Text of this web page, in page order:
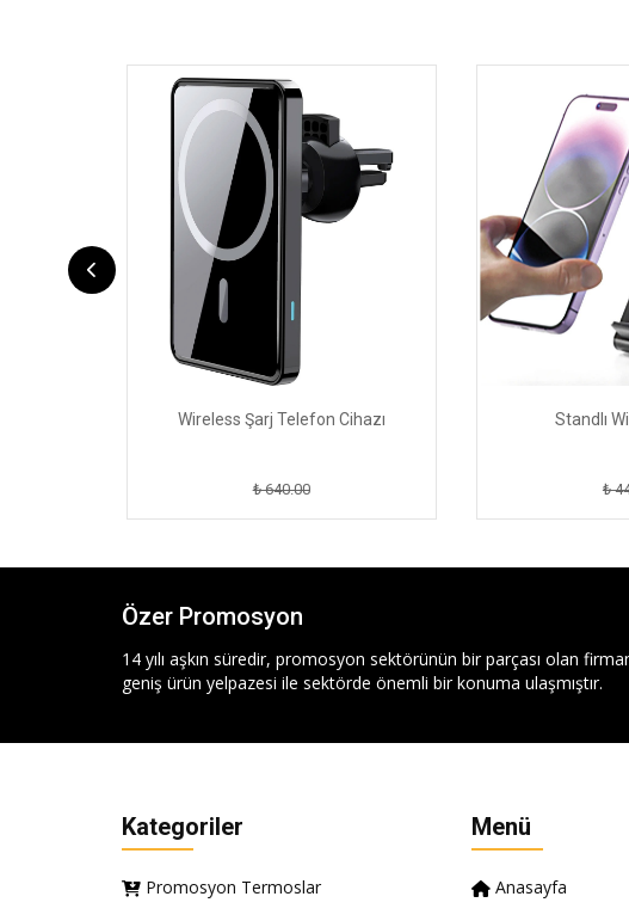
Wireless Şarj Telefon Cihazı
₺ 640.00
Standlı
₺
Özer Promosyon
14 yılı aşkın süredir, promosyon sektörünün bir parçası olan
geniş ürün yelpazesi ile sektörde önemli bir konuma ulaşmıştır.
Kategoriler
Promosyon Termoslar
Menü
Anasayfa